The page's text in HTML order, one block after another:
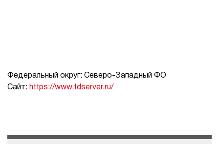
Федеральный округ: Северо-Западный ФО
Сайт: https://www.tdserver.ru/